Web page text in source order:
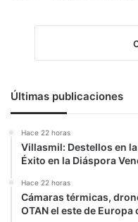
Últimas publicaciones
Hace 22 horas
Villasmil: Destellos en
Éxito en la Diáspora
Hace 22 horas
Cámaras térmicas,
OTAN el este de